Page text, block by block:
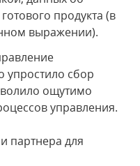
продукта (в
выражении).
упростило сбор
ощутимо
управления.
партнера для